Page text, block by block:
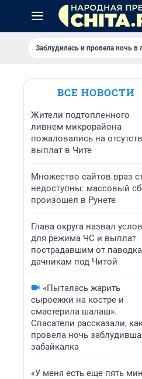
Заблудилась и провела ночь в
ВСЕ НОВОСТИ
Жители подтопленного
ливнем микрорайона
пожаловались на
выплат в Чите
Множество сайтов враз
недоступны: массовый
произошел в Рунете
Глава округа назвал
для режима ЧС и выплат
пострадавшим от паводка
дачникам под Читой
«Пыталась жарить
сыроежки на костре и
смастерила шалаш».
Спасатели рассказали,
провела ночь
забайкалка
«У меня есть еще пять